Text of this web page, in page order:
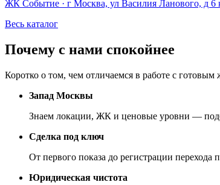
ЖК Событие · г Москва, ул Василия Ланового, д 6
Весь каталог
Почему с нами спокойнее
Коротко о том, чем отличаемся в работе с готовым
Запад Москвы
Знаем локации, ЖК и ценовые уровни —
Сделка под ключ
От первого показа до регистрации перехода
Юридическая чистота